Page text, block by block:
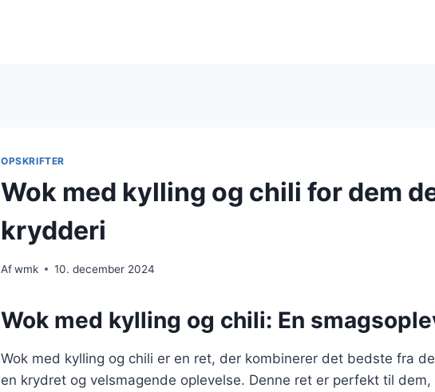
OPSKRIFTER
Wok med kylling og chili for dem
krydderi
Afwmk 10. december 2024
Wok med kylling og chili: En
Wok med kylling og chili er en ret, der kombinerer det bedste fra
en krydret og velsmagende oplevelse. Denne ret er perfekt til